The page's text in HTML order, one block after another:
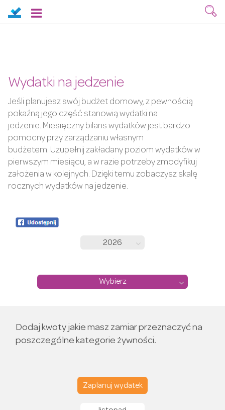
Wydatki na jedzenie
Jeśli planujesz swój budżet domowy, z pewnością
pokaźną jego część stanowią wydatki na
jedzenie. Miesięczny bilans wydatków jest bardzo
pomocny przy zarządzaniu własnym
budżetem. Uzupełnij zakładany poziom wydatków w
pierwszym miesiącu, a w razie potrzeby zmodyfikuj
założenia w kolejnych. Dzięki temu zobaczysz skalę
rocznych wydatków na jedzenie.
2026
Wybierz
Dodaj kwoty jakie masz zamiar przeznaczyć na
poszczególne kategorie żywności.
Zaplanuj wydatek